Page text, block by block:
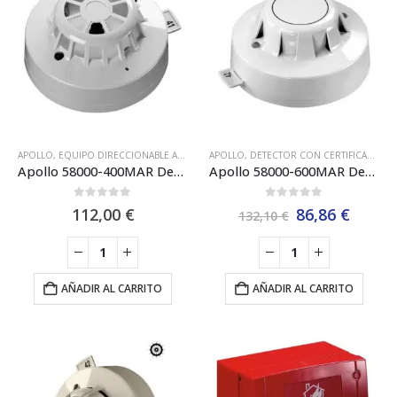
APOLLO, EQUIPO DIRECCIONABLE APOLLO DISCOVERY XP95 ,EQUIPO
Apollo 58000-400MAR Detector de Calor Discovery Marine XP95
112,00 €
AÑADIR AL CARRITO
APOLLO, DETECTOR CON CERTIFICACIÓN MARINA
Apollo 58000-600MAR Detector Óptico de Humos Marino DISCOVERY [SIL2]
132,10€ El
precio
original
era:
132,10 €.
86,86 €El
86,86
AÑADIR AL CARRITO